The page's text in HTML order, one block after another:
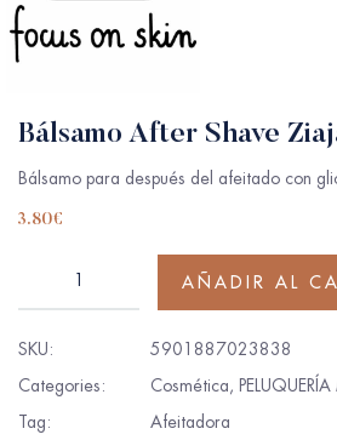
Bálsamo After Shave
Bálsamo para después del afeitado con
3.80€
AÑADIR AL
SKU:
5901887023838
Categories:
Cosmética,
Tag:
Afeitadora